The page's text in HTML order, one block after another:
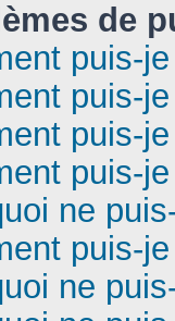
de
puis-
puis-
puis-
puis-
ne
puis-
ne